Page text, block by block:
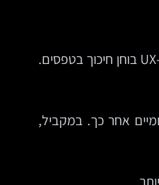
בארגונים רבים, כל צוות רואה פרוסה אחרת של המציאות. המדיה עוקבת אחרי עלות לקליק. אנשי SEO מסתכלים על מיקומים ותנועה אורגנית. צוות ה-UX בוחן חיכוך בטפסים.
אחר כך. במקביל,